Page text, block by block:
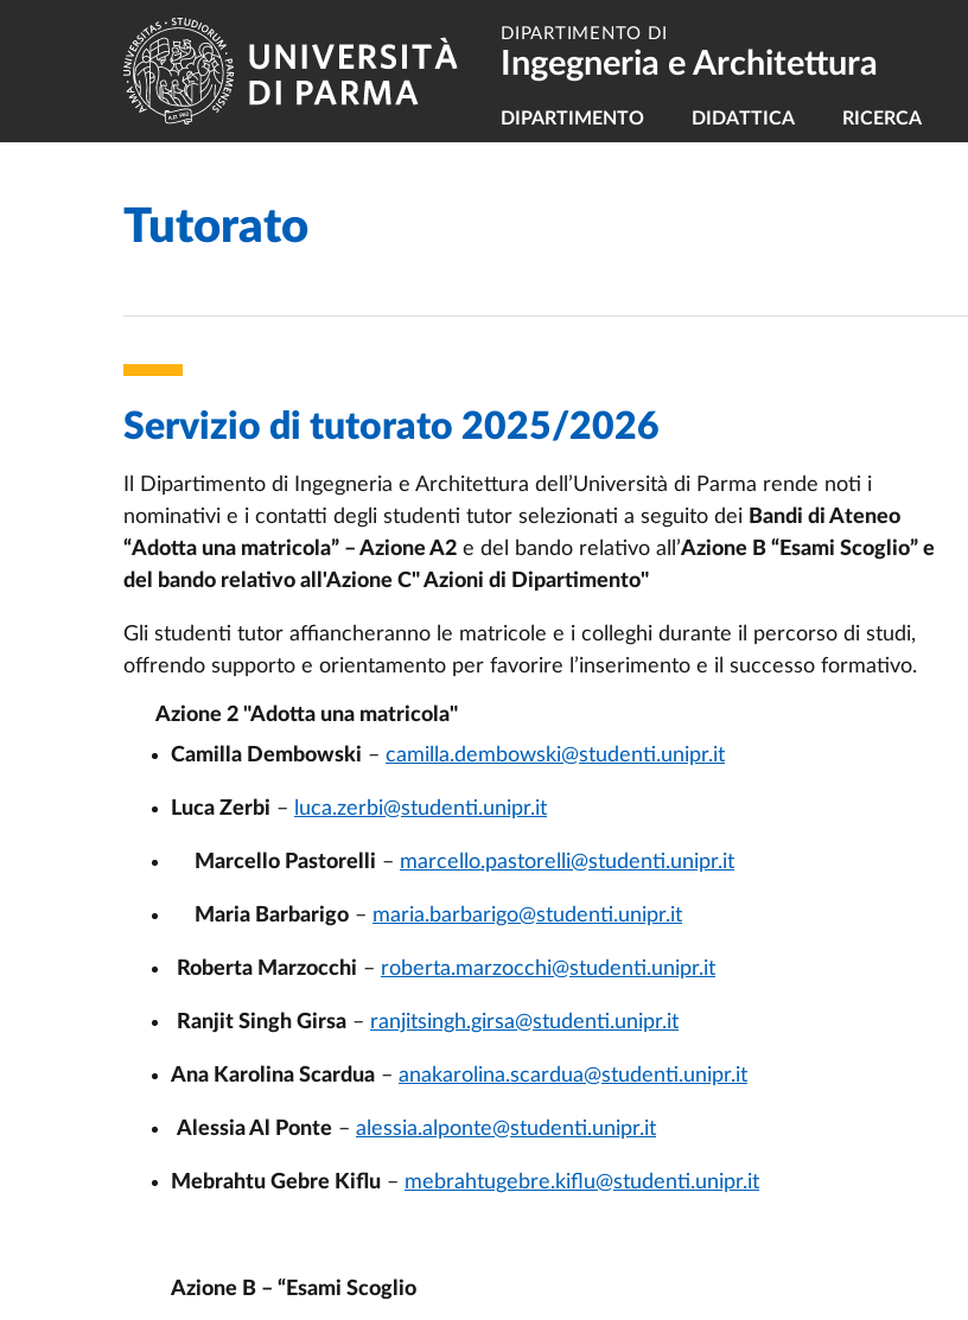
Salta al contenuto principale DIPARTIMENTO DI
Ingegneria e Architettura
Navigazione principale
DIPARTIMENTO DIDATTICA RICERCA
Home /
Tutorato
Servizio di tutorato 2025/2026
Il Dipartimento di Ingegneria e Architettura dell’Università di Parma rende noti i
nominativi e i contatti degli studenti tutor selezionati a seguito dei Bandi di Ateneo
“Adotta una matricola” – Azione A2 e del bando relativo all’Azione B “Esami Scoglio” e
del bando relativo all'Azione C" Azioni di Dipartimento"
Gli studenti tutor affiancheranno le matricole e i colleghi durante il percorso di studi,
offrendo supporto e orientamento per favorire l’inserimento e il successo formativo.
Azione 2 "Adotta una matricola"
Camilla Dembowski –camilla.dembowski@studenti.unipr.it
Luca Zerbi – luca.zerbi@studenti.unipr.it
Marcello Pastorelli – marcello.pastorelli@studenti.unipr.it
Maria Barbarigo – maria.barbarigo@studenti.unipr.it
Roberta Marzocchi – roberta.marzocchi@studenti.unipr.it
Ranjit Singh Girsa – ranjitsingh.girsa@studenti.unipr.it
Ana Karolina Scardua –anakarolina.scardua@studenti.unipr.it
Alessia Al Ponte –alessia.alponte@studenti.unipr.it
Mebrahtu Gebre Kiflu – mebrahtugebre.kiflu@studenti.unipr.it
Azione B – “Esami Scoglio